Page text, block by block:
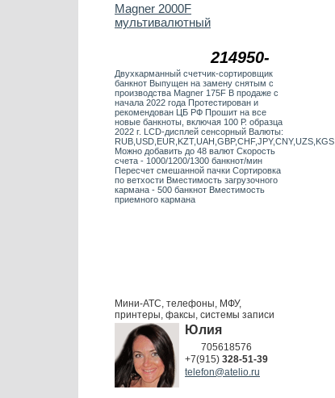
214950-
Magner 2000F
мультивалютный
Двухкарманный счетчик-сортировщик
банкнот Выпущен на замену снятым с
производства Magner 175F В продаже с
начала 2022 года Протестирован и
рекомендован ЦБ РФ Прошит на все
новые банкноты, включая 100 Р. образца
2022 г. LCD-дисплей сенсорный Валюты:
RUB,USD,EUR,KZT,UAH,GBP,CHF,JPY,CNY,UZS,KGS
Можно добавить до 48 валют Скорость
счета - 1000/1200/1300 банкнот/мин
Пересчет смешанной пачки Сортировка
по ветхости Вместимость загрузочного
кармана - 500 банкнот Вместимость
приемного кармана
Мини-АТС, телефоны, МФУ,
принтеры, факсы, системы записи
Юлия
705618576
+7(915) 328-51-39
telefon@atelio.ru